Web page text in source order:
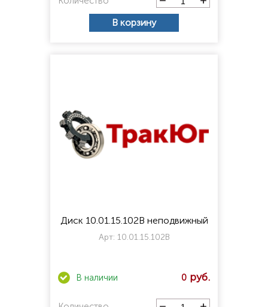
В корзину
Диск 10.01.15.102В неподвижный
Арт: 10.01.15.102В
0